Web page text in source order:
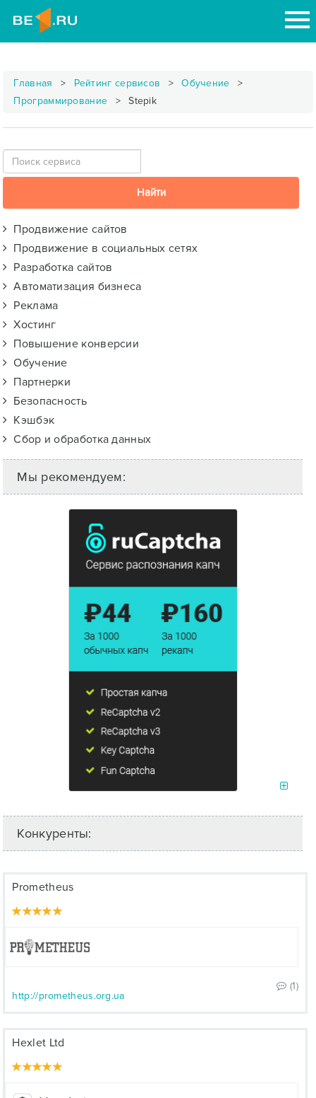
Главная Рейтинг сервисов
Обучение
Программирование
Stepik
Продвижение сайтов
Продвижение в социальных сетях
Разработка сайтов
Автоматизация бизнеса
Реклама
Хостинг
Повышение конверсии
Обучение
Партнерки
Безопасность
Кэшбэк
Сбор и обработка данных
Мы рекомендуем:
Конкуренты:
Prometheus
(1)
http://prometheus.org.ua
Hexlet Ltd